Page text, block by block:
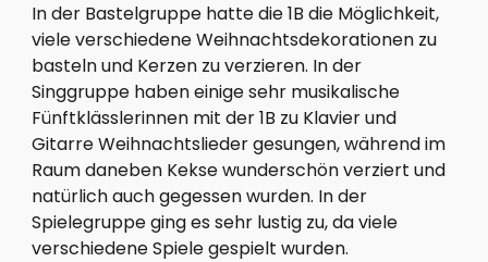
In der Bastelgruppe hatte die 1B die Möglichkeit,
viele verschiedene Weihnachtsdekorationen zu
basteln und Kerzen zu verzieren. In der
Singgruppe haben einige sehr musikalische
Fünftklässlerinnen mit der 1B zu Klavier und
Gitarre Weihnachtslieder gesungen, während im
Raum daneben Kekse wunderschön verziert und
natürlich auch gegessen wurden. In der
Spielegruppe ging es sehr lustig zu, da viele
verschiedene Spiele gespielt wurden.